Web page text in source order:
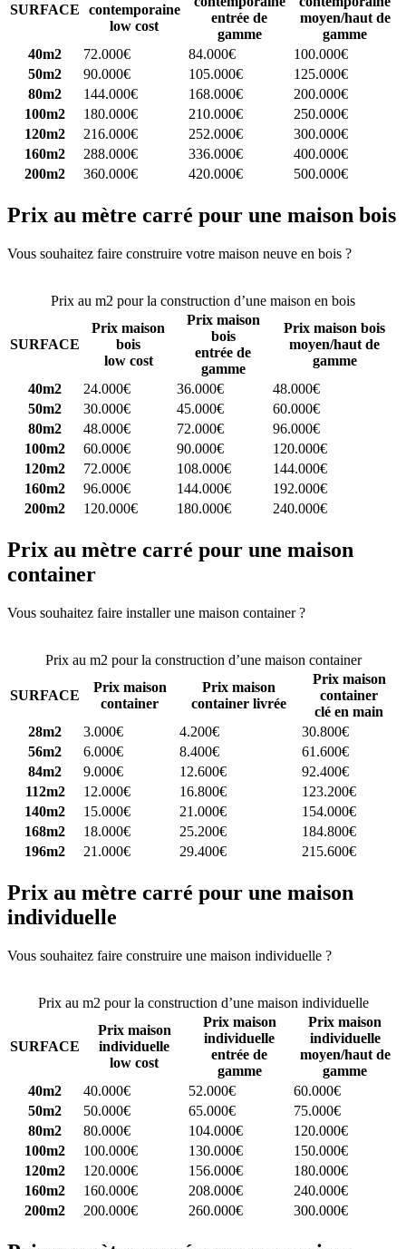
SURFACE
contemporaine
low cost
entrée de
gamme
moyen/haut de
gamme
40m2
72.000€ 84.000€
100.000€
50m2
90.000€ 105.000€
125.000€
80m2
144.000€ 168.000€
200.000€
100m2
180.000€ 210.000€
250.000€
120m2
216.000€ 252.000€
300.000€
160m2
288.000€ 336.000€
400.000€
200m2
360.000€ 420.000€ 500.000€
Prix au mètre carré pour une maison bois
Vous souhaitez faire construire votre maison neuve en bois ?
Prix au m2 pour la construction d’une maison en bois
SURFACE
Prix maison
bois
low cost
Prix maison
bois
entrée de
gamme
Prix maison bois
moyen/haut de
gamme
40m2
24.000€ 36.000€
48.000€
50m2
30.000€ 45.000€
60.000€
80m2
48.000€ 72.000€
96.000€
100m2
60.000€ 90.000€
120.000€
120m2
72.000€ 108.000€
144.000€
160m2
96.000€ 144.000€
192.000€
200m2
120.000€ 180.000€ 240.000€
Prix au mètre carré pour une maison
container
Vous souhaitez faire installer une maison container ?
Prix au m2 pour la construction d’une maison container
SURFACE
Prix maison
container
Prix maison
container livrée
Prix maison
container
clé en main
28m2
3.000€ 4.200€
30.800€
56m2
6.000€ 8.400€
61.600€
84m2
9.000€ 12.600€
92.400€
112m2
12.000€ 16.800€
123.200€
140m2
15.000€ 21.000€
154.000€
168m2
18.000€ 25.200€
184.800€
196m2
21.000€ 29.400€ 215.600€
Prix au mètre carré pour une maison
individuelle
Vous souhaitez faire construire une maison individuelle ?
Prix au m2 pour la construction d’une maison individuelle
SURFACE
Prix maison
individuelle
low cost
Prix maison
individuelle
entrée de
gamme
Prix maison
individuelle
moyen/haut de
gamme
40m2
40.000€ 52.000€
60.000€
50m2
50.000€ 65.000€
75.000€
80m2
80.000€ 104.000€
120.000€
100m2
100.000€ 130.000€
150.000€
120m2
120.000€ 156.000€
180.000€
160m2
160.000€ 208.000€
240.000€
200m2
200.000€ 260.000€ 300.000€